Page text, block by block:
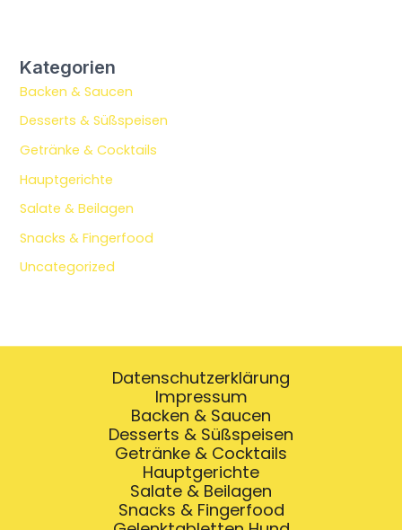
Kategorien
Backen & Saucen
Desserts & Süßspeisen
Getränke & Cocktails
Hauptgerichte
Salate & Beilagen
Snacks & Fingerfood
Uncategorized
Datenschutzerklärung
Impressum
Backen & Saucen
Desserts & Süßspeisen
Getränke & Cocktails
Hauptgerichte
Salate & Beilagen
Snacks & Fingerfood